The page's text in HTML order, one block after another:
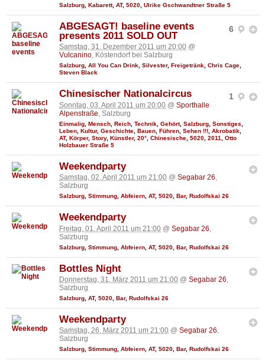
Salzburg Kabarett, AT, 5020 Ulrike Gschwandtner Straße 5
6
ABGESAGT! baseline events
presents 2011 SOLD OUT
Samstag, 31. Dezember 2011 um 20:00 @
Vulcanino, Köstendorf bei Salzburg
Salzburg, All You Can Drink, Silvester, Freigetränk, Chris Cage,
Steven Black
1
Chinesischer Nationalcircus
Sonntag, 03. April 2011 um 20:00 @ Sporthalle
Alpenstraße, Salzburg
Einmalig Mensch Reich Technik Gehört, Salzburg Sonstiges
Leben Kultur, Geschichte Bauen Führen Sehen !!! Akrobatik
AT, Körper, Story, Künstler, 20° Chinesische 5020 2011
Otto
Holzbauer Straße 5
Weekendparty
Samstag, 02. April 2011 um 21:00 @ Segabar 26,
Salzburg
Salzburg Stimmung Abfeiern AT, 5020 Bar, Rudolfskai 26
Weekendparty
Freitag, 01. April 2011 um 21:00 @ Segabar 26
Salzburg
Salzburg Stimmung Abfeiern AT, 5020 Bar, Rudolfskai 26
Bottles Night
Donnerstag, 31. März 2011 um 21:00 @ Segabar 26,
Salzburg
Salzburg AT, 5020 Bar, Rudolfskai 26
Weekendparty
Samstag, 26. März 2011 um 21:00 @ Segabar 26,
Salzburg
Salzburg, Stimmung, Abfeiern, AT, 5020, Bar, Rudolfskai 26